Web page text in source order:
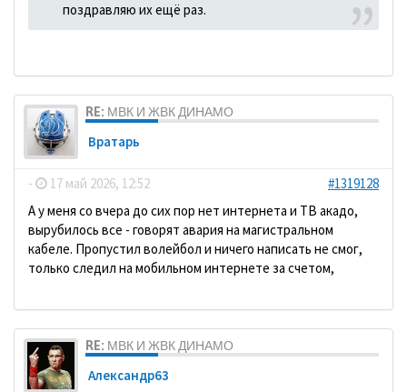
поздравляю их ещё раз.
RE: МВК И ЖВК ДИНАМО
Вратарь
- 17 май 2026, 12:52
#1319128
А у меня со вчера до сих пор нет интернета и ТВ акадо,
вырубилось все - говорят авария на магистральном
кабеле. Пропустил волейбол и ничего написать не смог,
только следил на мобильном интернете за счетом,
RE: МВК И ЖВК ДИНАМО
Александр63